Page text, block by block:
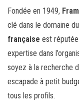
Fondée en 1949,
clé dans le domaine
française est
expertise dans
soyez à la recherche
escapade à petit
tous les profils.